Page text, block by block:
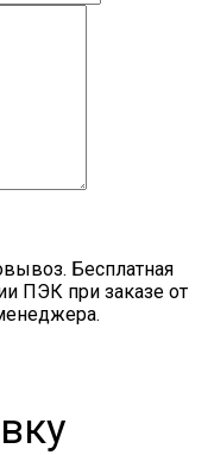
Бесплатная
ПЭК при заказе от